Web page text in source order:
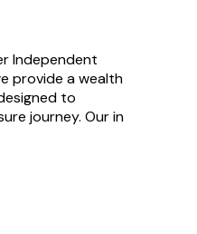
Independent
provide a wealth
to
journey. Our in